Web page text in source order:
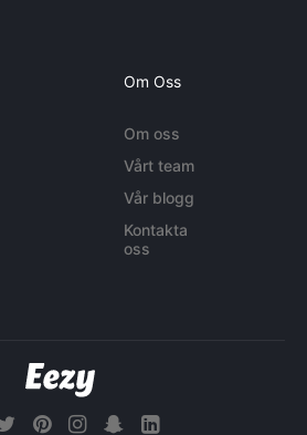
Om Oss
Om oss
Vårt team
Vår blogg
Kontakta
oss